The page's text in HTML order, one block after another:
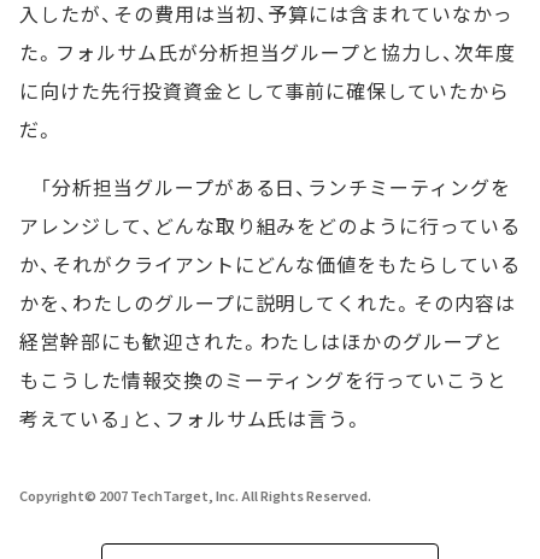
入したが、その費用は当初、予算には含まれていなかっ
た。フォルサム氏が分析担当グループと協力し、次年度
に向けた先行投資資金として事前に確保していたから
だ。
「分析担当グループがある日、ランチミーティングを
アレンジして、どんな取り組みをどのように行っている
か、それがクライアントにどんな価値をもたらしている
かを、わたしのグループに説明してくれた。その内容は
経営幹部にも歓迎された。わたしはほかのグループと
もこうした情報交換のミーティングを行っていこうと
考えている」と、フォルサム氏は言う。
Copyright© 2007 TechTarget, Inc. All Rights Reserved.